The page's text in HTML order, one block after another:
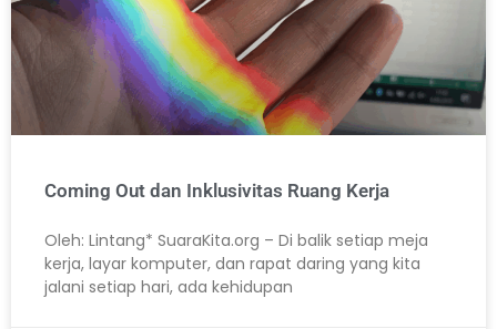
Coming Out dan Inklusivitas Ruang Kerja
Oleh: Lintang* SuaraKita.org – Di balik setiap meja
kerja, layar komputer, dan rapat daring yang kita
jalani setiap hari, ada kehidupan